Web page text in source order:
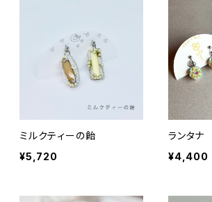
ミルクティーの飴
¥5,720
ランタナ
¥4,400